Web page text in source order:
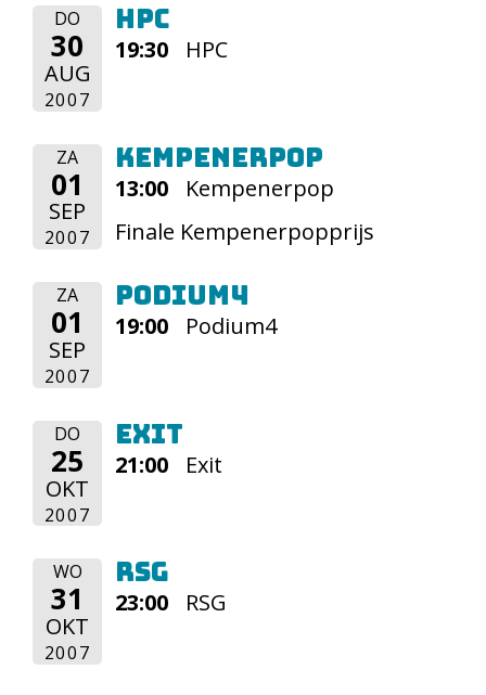
DO
30
AUG
2007
HPC
19:30 HPC
ZA
01
SEP
2007
Kempenerpop
13:00
Kempenerpop
Finale Kempenerpopprijs
ZA
01
SEP
2007
Podium4
19:00 Podium4
DO
25
OKT
2007
Exit
21:00 Exit
WO
31
OKT
2007
RSG
23:00 RSG